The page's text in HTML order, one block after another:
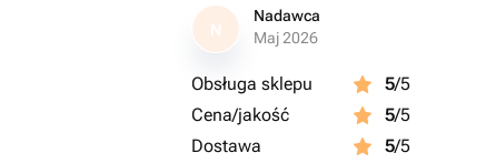
N
Nadawca
Maj 2026
Obsługa sklepu 5/5
Cena/jakość
5/5
Dostawa
5/5